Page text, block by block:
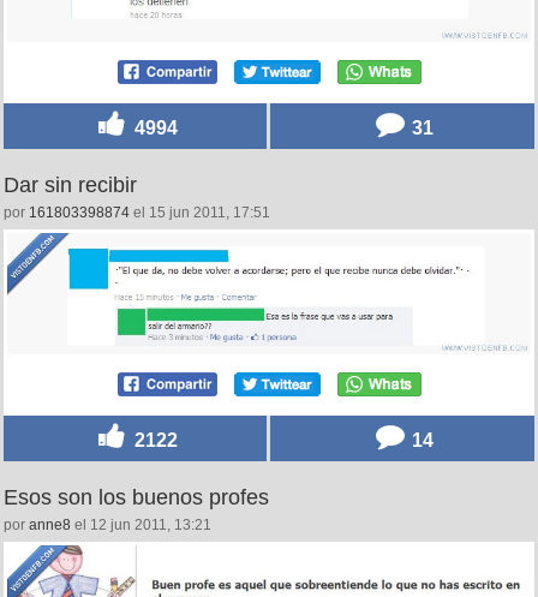
4994 31
Dar sin recibir
por 161803398874 el 15 jun 2011, 17:51
2122 14
Esos son los buenos profes
por anne8 el 12 jun 2011, 13:21